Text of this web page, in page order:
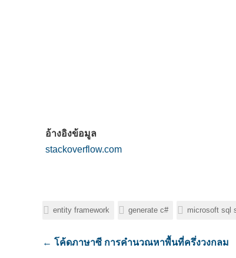
อ้างอิงข้อมูล
stackoverflow.com
entity framework generate c# microsoft sql
← โค้ดภาษาซี การคำนวณหาพื้นที่ครึ่งวงกลม